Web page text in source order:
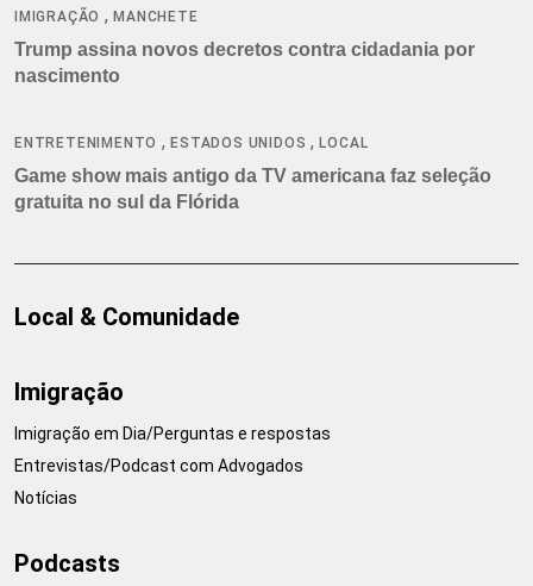
IMIGRAÇÃO ,MANCHETE
Trump assina novos decretos contra cidadania por
nascimento
ENTRETENIMENTO ,ESTADOS UNIDOS ,LOCAL
Game show mais antigo da TV americana faz seleção
gratuita no sul da Flórida
Local & Comunidade
Imigração
Imigração em Dia/Perguntas e respostas
Entrevistas/Podcast com Advogados
Notícias
Podcasts